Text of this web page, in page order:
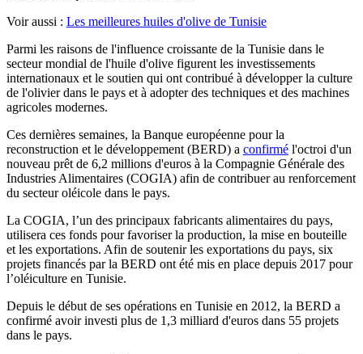
Voir aussi : Les meilleures huiles d'olive de Tunisie
Parmi les raisons de l'influence croissante de la Tunisie dans le
secteur mondial de l'huile d'olive figurent les investissements
internationaux et le soutien qui ont contribué à développer la culture
de l'olivier dans le pays et à adopter des techniques et des machines
agricoles modernes.
Ces dernières semaines, la Banque européenne pour la
reconstruction et le développement (BERD) a confirmé l'octroi d'un
nouveau prêt de 6,2 millions d'euros à la Compagnie Générale des
Industries Alimentaires (COGIA) afin de contribuer au renforcement
du secteur oléicole dans le pays.
La COGIA, l’un des principaux fabricants alimentaires du pays,
utilisera ces fonds pour favoriser la production, la mise en bouteille
et les exportations. Afin de soutenir les exportations du pays, six
projets financés par la BERD ont été mis en place depuis 2017 pour
l’oléiculture en Tunisie.
Depuis le début de ses opérations en Tunisie en 2012, la BERD a
confirmé avoir investi plus de 1,3 milliard d'euros dans 55 projets
dans le pays.